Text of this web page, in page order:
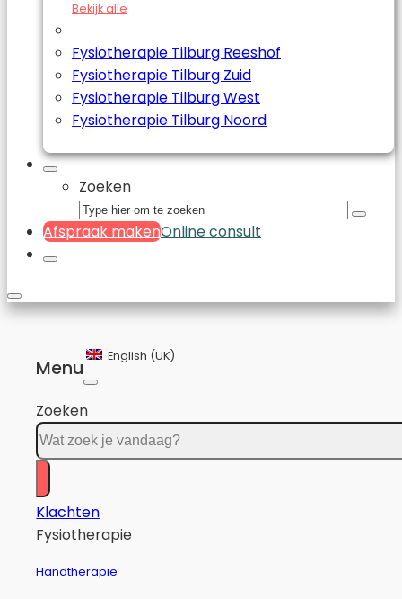
Bekijk alle
Fysiotherapie Tilburg Reeshof
Fysiotherapie Tilburg Zuid
Fysiotherapie Tilburg West
Fysiotherapie Tilburg Noord
Zoeken
Afspraak makenOnline consult
Menu
English (UK)
Zoeken
Klachten
Fysiotherapie
Handtherapie